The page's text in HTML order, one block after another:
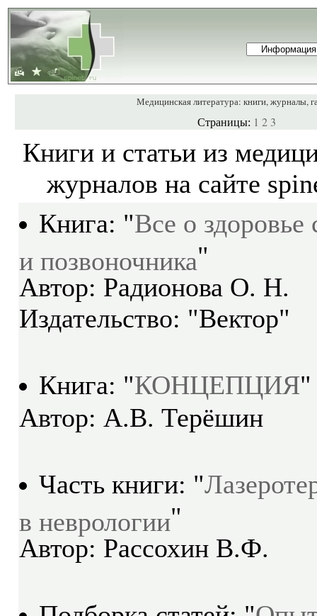
Медицинская литература: книги, журналы,
Страницы: 1 2 3
Книги и статьи из
журналов на сайте
Книга: "Все о
и позвоночника"
Автор: Радионова О. Н.
Издательство: "Вектор"
Книга: "КОНЦЕПЦИЯ"
Автор: А.В. Терёшин
Часть книги: "
в неврологии"
Автор: Рассохин В.Ф.